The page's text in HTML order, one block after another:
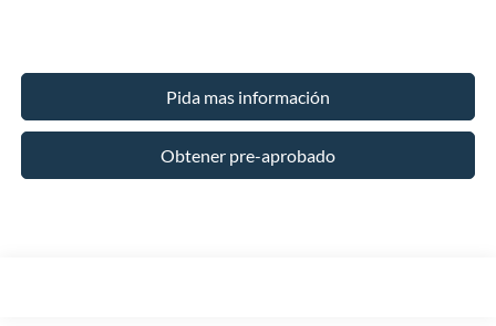
Pida mas información
Obtener pre-aprobado